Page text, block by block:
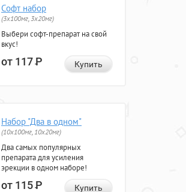
Софт набор
(3x100мг, 3x20мг)
Выбери софт-препарат на свой
вкус!
от 117Р Купить
Набор "Два в одном"
(10x100мг, 10x20мг)
Два самых популярных
препарата для усиления
эрекции в одном наборе!
от 115Р Купить